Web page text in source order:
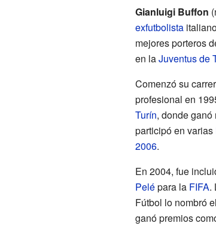
Gianluigi Buffon
exfutbolista
mejores porteros
en laJuventus de
Comenzó su
profesional en
Turín, donde
participó en varias
2006.
En 2004, fue
Pelépara la FIFA.
Fútbol lo nombró
ganó premios